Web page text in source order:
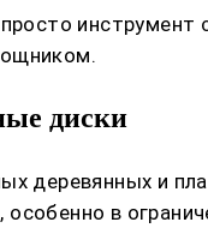
диски
деревянных и
в